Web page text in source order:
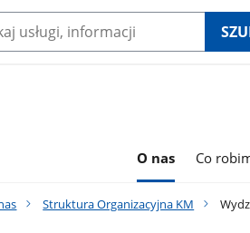
O nas Co
Struktura Organizacyjna KM